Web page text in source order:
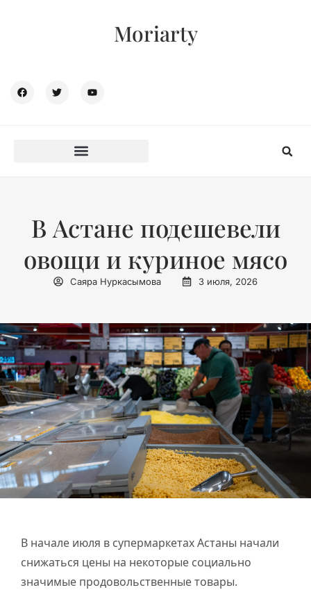
Moriarty
В Астане подешевели
овощи и куриное мясо
Саяра Нуркасымова 3 июля, 2026
В начале июля в супермаркетах Астаны начали
снижаться цены на некоторые социально
значимые продовольственные товары.